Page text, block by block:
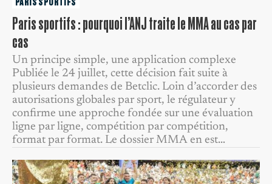
PARIS SPORTIFS
Paris sportifs : pourquoi l’ANJ traite le MMA au cas par
cas
Un principe simple, une application complexe
Publiée le 24 juillet, cette décision fait suite à
plusieurs demandes de Betclic. Loin d’accorder des
autorisations globales par sport, le régulateur y
confirme une approche fondée sur une évaluation
ligne par ligne, compétition par compétition,
format par format. Le dossier MMA en est…